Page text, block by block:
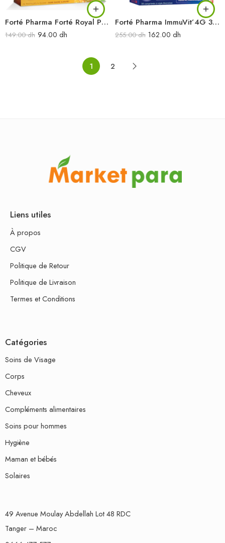
Forté Pharma Forté Royal Pastilles Miel 24 pst
149.00dh 94.00 dh
Forté Pharma ImmuVit’4G 30cpr
255.00dh 162.00 dh
1 2
Liens utiles
À propos
CGV
Politique de Retour
Politique de Livraison
Termes et Conditions
Catégories
Soins de Visage
Corps
Cheveux
Compléments alimentaires
Soins pour hommes
Hygiène
Maman et bébés
Solaires
49 Avenue Moulay Abdellah Lot 48 RDC
Tanger – Maroc